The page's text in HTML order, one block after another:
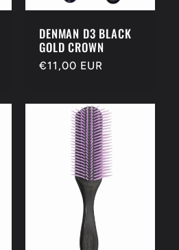
DENMAN D3 BLACK
GOLD CROWN
Redovna
€11,00 EUR